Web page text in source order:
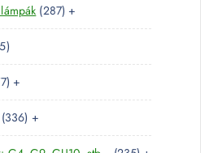
é
r
m
k
t
e
m
k
2872
8
t
r
é
+
2
5
t
e
r
m
2
7
7
t
+
3363
3
+